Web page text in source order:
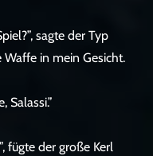
sagte der Typ
in mein Gesicht.
Salassi.”
fügte der große Kerl